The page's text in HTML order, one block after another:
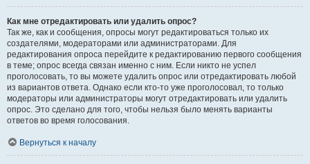
Как мне отредактировать или удалить опрос?
Так же, как и сообщения, опросы могут редактироваться только их
создателями, модераторами или администраторами. Для
редактирования опроса перейдите к редактированию первого сообщения
в теме; опрос всегда связан именно с ним. Если никто не успел
проголосовать, то вы можете удалить опрос или отредактировать любой
из вариантов ответа. Однако если кто-то уже проголосовал, то только
модераторы или администраторы могут отредактировать или удалить
опрос. Это сделано для того, чтобы нельзя было менять варианты
ответов во время голосования.
Вернуться к началу